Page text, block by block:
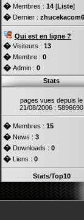
� Membres : 14 [Liste]
� Dernier :
Qui est en ligne ?
� Visiteurs : 13
� Membre : 0
� Admin : 0
Stats
pages vues depuis le
21/08/2006 : 5896690
� Membres : 15
� News : 3
� Downloads : 0
� Liens : 0
Stats/Top10